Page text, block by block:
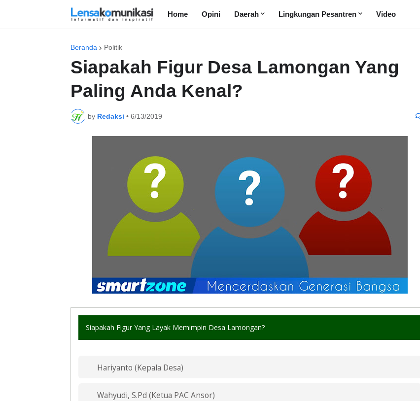
Home Opini Daerah Lingkungan Pesantren Video
Beranda Politik
Siapakah Figur Desa Lamongan Yang
Paling Anda Kenal?
by Redaksi • 6/13/2019
Siapakah Figur Yang Layak Memimpin Desa Lamongan?
Hariyanto (Kepala Desa)
Wahyudi, S.Pd (Ketua PAC Ansor)